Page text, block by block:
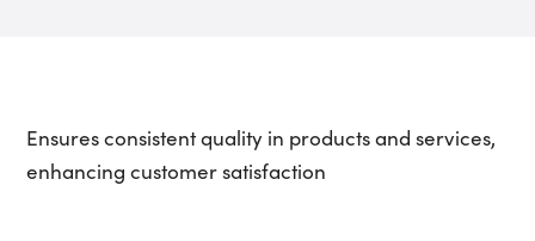
Ensures consistent quality in products and services,
enhancing customer satisfaction